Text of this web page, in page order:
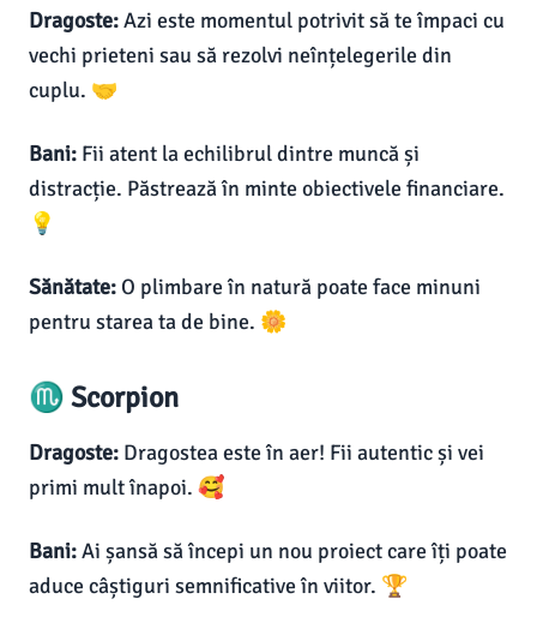
Dragoste:Azi este momentul potrivit să te împaci cu
vechi prieteni sau să rezolvi neînțelegerile din
cuplu. 🤝
Bani: Fii atent la echilibrul dintre muncă și
distracție. Păstrează în minte obiectivele financiare.
💡
Sănătate: O plimbare în natură poate face minuni
pentru starea ta de bine. 🌼
♏ Scorpion
Dragoste: Dragostea este în aer! Fii autentic și vei
primi mult înapoi. 🥰
Bani:Ai șansă să începi un nou proiect care îți poate
aduce câștiguri semnificative în viitor. 🏆